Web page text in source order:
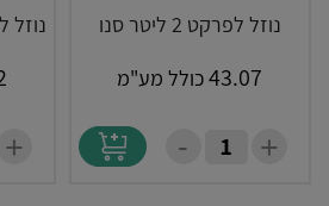
נוזל לפרקט 2 ליטר סנו
43.07כולל מע"מ
+
-
נוזל
+